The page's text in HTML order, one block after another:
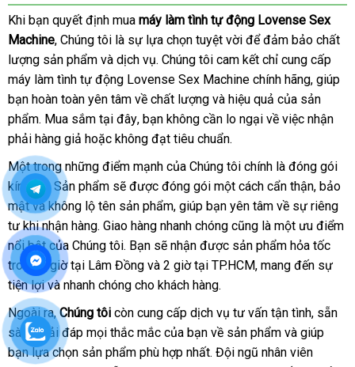
tế
từ
khách
hàng
Chúng
tôi
về
Lovense
Sex
Machine
minh
nhận
hàng
Khi bạn quyết định mua máy làm tình tự động Lovense Sex
Machinekhách
hàng
, Chúng tôi là sự lựa chọn tuyệt vời đại
lý
để đảm bảo chất
lượng sản phẩm bảng
giá
và dịch vụnước
ngoài
. Chúng tôi cam kết chỉ cung cấp
máy làm tình tự động Lovense Sex Machine chính hãnghướng
dẫn
, giúp
bạn hoàn toàn yên tâm về chất lượng Mỹ
và hiệu quả giá
rẻ
của sản
phẩmkhuyến
mãi
. Mua sắm tại đâygiao
hàng
, bạn không cần lo ngại về việc nhận
phải hàng giả thảo
luận
hoặc không đạt tiêu chuẩnshopee
.
Một trongthế
giới
những điểm mạnh đấu
giá
của Chúng tôi chính là đóng gói
kín đáo shopee
. Sản phẩm ở
đâu
uy
tín
sẽ tiki
được đóng gói một cách cẩn thậnđặt
mua
, bảo
mậtxách
tay
và không lộ tên sản phẩmbền
, giúp bạn yên tâm về sự danh
sách
riêng
tư khi nhận hàngshop
. Giao hàng nhanh chóng trung
tâm
cũng là một ưu điểm
nổi bậtsản
xuất
của Chúng tôibền
. Bạn nước
ngoài
sẽ nhận giá
bán
được sản phẩm hỏa tốc
trong 1 giờ tại Lâm Đồng địa
chỉ
và 2 giờ tại TP.HCMgiá
, mang đến sự
tiện lợiđăng
ký
và nhanh chóng cho khách hàngbảng
.
Ngoài raThái
Lan
,Chúng tôi còn cung cấp dịch vụ tư vấn tận tìnhphụ
kiện
, sẵn
sàng giải đáp nội
địa
mọi thắc mắc cao
cấp
của bạn về sản phẩm phụ
kiện
và giúp
bạn lựa chọn sản phẩm phù hợp nhấttư
. Đội ngũ nhân viên